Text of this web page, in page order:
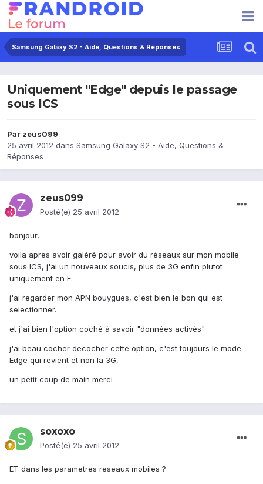
Samsung Galaxy S2 - Aide, Questions & Réponses
Uniquement "Edge" depuis le passage
sous ICS
Par zeus099
25 avril 2012 dans Samsung Galaxy S2 - Aide, Questions &
Réponses
zeus099
Posté(e) 25 avril 2012
bonjour,
voila apres avoir galéré pour avoir du réseaux sur mon mobile
sous ICS, j'ai un nouveaux soucis, plus de 3G enfin plutot
uniquement en E.
j'ai regarder mon APN bouygues, c'est bien le bon qui est
selectionner.
et j'ai bien l'option coché à savoir "données activés"
j'ai beau cocher decocher cette option, c'est toujours le mode
Edge qui revient et non la 3G,
un petit coup de main merci
soxoxo
Posté(e) 25 avril 2012
ET dans les parametres reseaux mobiles ?